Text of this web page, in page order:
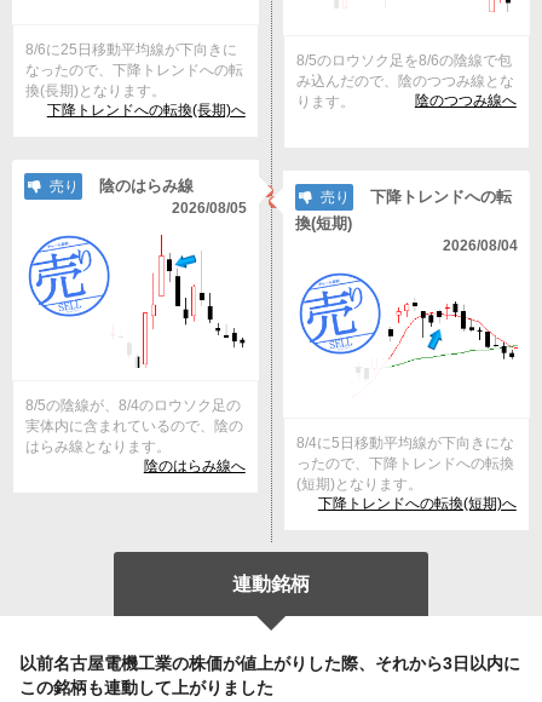
8/6に25日移動平均線が下向きに
なったので、下降トレンドへの転
換(長期)となります。
下降トレンドへの転換(長期)へ
8/5のロウソク足を8/6の陰線で包
み込んだので、陰のつつみ線とな
ります。
陰のつつみ線へ
売り 陰のはらみ線
2026/08/05
8/5の陰線が、8/4のロウソク足の
実体内に含まれているので、陰の
はらみ線となります。
陰のはらみ線へ
売り
下降トレンドへの転
換(短期)
2026/08/04
8/4に5日移動平均線が下向きにな
ったので、下降トレンドへの転換
(短期)となります。
下降トレンドへの転換(短期)へ
連動銘柄
以前名古屋電機工業の株価が値上がりした際、それから3日以内に
この銘柄も連動して上がりました